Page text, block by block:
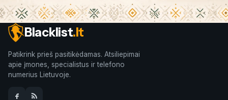
Blacklist.lt
Patikrink prieš pasitikėdamas. Atsiliepimai
apie įmones, specialistus ir telefono
numerius Lietuvoje.